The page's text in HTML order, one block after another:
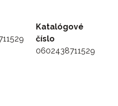
Katalógové
číslo
0602438711529